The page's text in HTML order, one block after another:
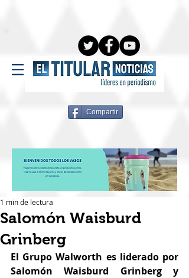
Compartir
Salomón Waisburd
Grinberg
1 min de lectura
El Grupo Walworth es liderado por
Salomón Waisburd Grinberg y